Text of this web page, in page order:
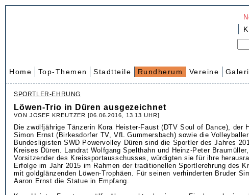
Home Top-Themen Stadtteile Rundherum Vereine
SPORTLER-EHRUNG
Löwen-Trio in Düren ausgezeichnet
VON JOSEF KREUTZER [06.06.2016, 13.13 UHR]
Die zwölfjährige Tänzerin Kora Heister-Faust (DTV Soul of Dance), der
Simon Ernst (Birkesdorfer TV, VfL Gummersbach) sowie die
Bundesligisten SWD Powervolley Düren sind die Sportler des Jahres
Kreises Düren. Landrat Wolfgang Spelthahn und Heinz-Peter Braumüller,
Vorsitzender des Kreissportausschusses, würdigten sie für ihre
Erfolge im Jahr 2015 im Rahmen der traditionellen Sportlerehrung des
mit goldglänzenden Löwen-Trophäen. Für seinen verhinderten Bruder
Aaron Ernst die Statue in Empfang.